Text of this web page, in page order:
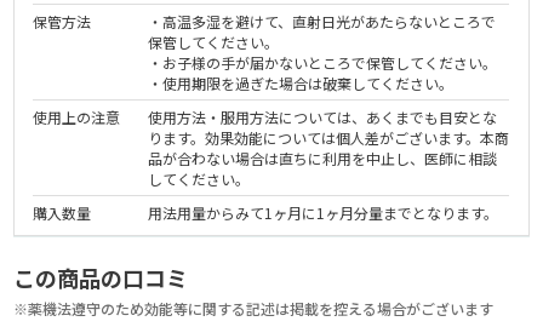
保管方法
・高温多湿を避けて、直射日光があたらないところで
保管してください。
・お子様の手が届かないところで保管してください。
・使用期限を過ぎた場合は破棄してください。
使用上の注意
使用方法・服用方法については、あくまでも目安とな
ります。効果効能については個人差がございます。本商
品が合わない場合は直ちに利用を中止し、医師に相談
してください。
購入数量
用法用量からみて1ヶ月に1ヶ月分量までとなります。
この商品の口コミ
※薬機法遵守のため効能等に関する記述は掲載を控える場合がございます